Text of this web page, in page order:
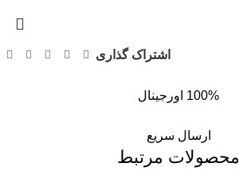
اشتراک گذاری
100% اورجینال
ارسال سریع
محصولات مرتبط